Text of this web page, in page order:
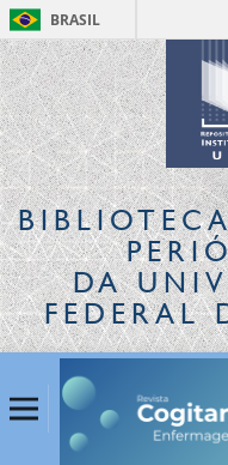
BRASIL
DA
FEDERAL